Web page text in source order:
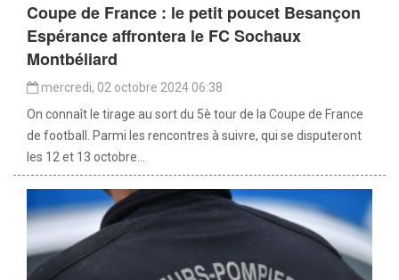
Coupe de France : le petit poucet Besançon
Espérance affrontera le FC Sochaux
Montbéliard
mercredi, 02 octobre 2024 06:38
On connaît le tirage au sort du 5è tour de la Coupe de France
de football. Parmi les rencontres à suivre, qui se disputeront
les 12 et 13 octobre...